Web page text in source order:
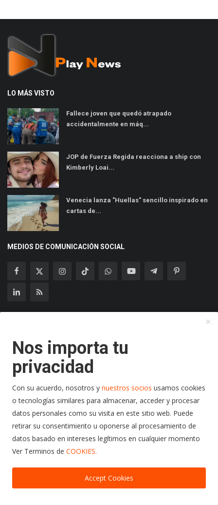
LO MÁS VISTO
Fallece joven que quedó atrapado
accidentalmente en máq...
JOP de Fuerza Regida reacciona a ship con
Kimberly Loai...
Venecia lanza "Huellas" sencillo inspirado en
cartas de...
MEDIOS DE COMUNICACIÓN SOCIAL
Copyright 2024 Radio Play Stereo- Todos los Derechos
Terminos y Condiciones
Politicas de Privacidad
Politicas de Cookies
Nos importa tu
privacidad
Con su acuerdo, nosotros y nuestros socios usamos cookies
o tecnologías similares para almacenar, acceder y procesar
datos personales como su visita en este sitio web. Puede
retirar su consentimiento u oponerse al procesamiento de
datos basado en intereses legítimos en cualquier momento
Ver Terminos de COOKIES.
Accept Cookies